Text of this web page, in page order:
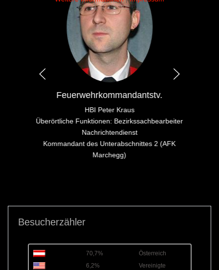
Feuerwehrkommandantstv.
HBI Peter Kraus
Überörtliche Funktionen: Bezirkssachbearbeiter
Nachrichtendienst
Kommandant des Unterabschnittes 2 (AFK
Marchegg)
Besucherzähler
70,7%
Österreich
6,2%
Vereinigte